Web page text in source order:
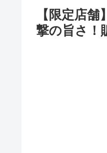
【限定店
撃の旨さ！